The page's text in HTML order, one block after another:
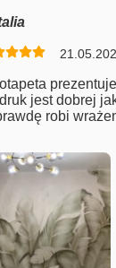
jest dobrej
robi